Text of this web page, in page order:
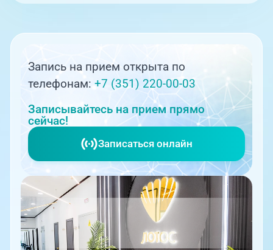
Запись на прием открыта по
телефонам:+7 (351) 220-00-03
Записывайтесь на прием прямо
сейчас!
Записаться онлайн